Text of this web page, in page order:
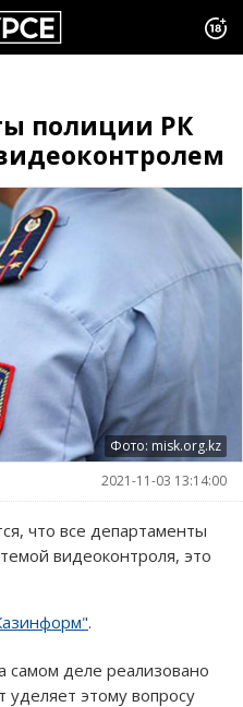
полиции РК
Фото: misk.org.kz
2021-11-03 13:14:00
что все департаменты
видеоконтроля, это
.
самом деле реализовано
этому вопросу